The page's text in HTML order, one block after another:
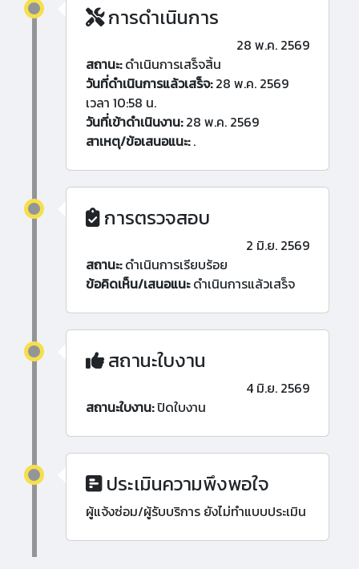
การดำเนินการ
28 พ.ค. 2569
สถานะ:ดำเนินการเสร็จสิ้น
วันที่ดำเนินการแล้วเสร็จ:28 พ.ค. 2569
เวลา 10:58 น.
วันที่เข้าดำเนินงาน:28 พ.ค. 2569
สาเหตุ/ข้อเสนอแนะ:.
การตรวจสอบ
2 มิ.ย. 2569
สถานะ:ดำเนินการเรียบร้อย
ข้อคิดเห็น/เสนอแนะดำเนินการแล้วเสร็จ
สถานะใบงาน
4 มิ.ย. 2569
สถานะใบงาน:ปิดใบงาน
ประเมินความพึงพอใจ
ผู้แจ้งซ่อม/ผู้รับบริการ ยังไม่ทำแบบประเมิน